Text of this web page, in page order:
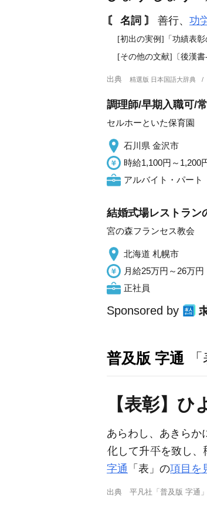
〘 名詞 〙 善行、 功
[初出の実例]「功績表
[その他の文献]〔後漢書
出典 精選版 日本国語大辞典
調理師/早期入職可/
セルホーといた保育園
石川県 金沢市
時給1,100円～1,200
アルバイト・パート
結婚式場レストラン
宮の森フランセス教会
北海道 札幌市
月給25万円～26万円
正社員
Sponsored by
普及版 字通
【表彰】ひ
あらわし、あきらか
して升
を致し、
字通 「表」の項目を
出典 平凡社「普及版 字通」